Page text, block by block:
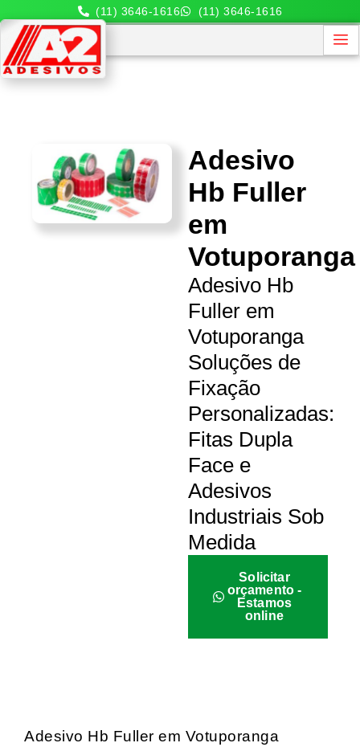
(11) 3646-1616 (11) 3646-1616
Adesivo
Hb Fuller
em
Votuporanga
Adesivo Hb
Fuller em
Votuporanga
Soluções de
Fixação
Personalizadas:
Fitas Dupla
Face e
Adesivos
Industriais Sob
Medida
Solicitar
orçamento -
Estamos
online
Adesivo Hb Fuller em Votuporanga